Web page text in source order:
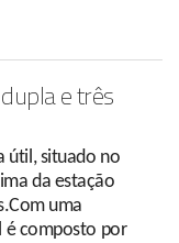
e três
útil, situado no
da estação
uma
é composto por